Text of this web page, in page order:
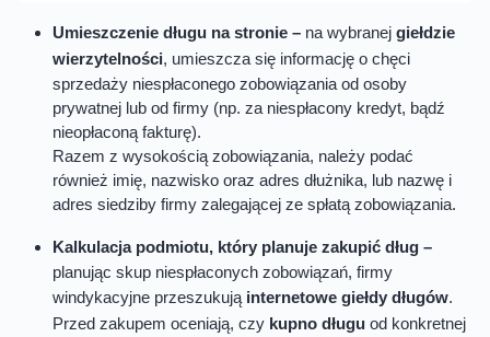
Umieszczenie długu na stronie – na wybranej giełdzie
wierzytelności, umieszcza się informację o chęci
sprzedaży niespłaconego zobowiązania od osoby
prywatnej lub od firmy (np. za niespłacony kredyt, bądź
nieopłaconą fakturę).
Razem z wysokością zobowiązania, należy podać
również imię, nazwisko oraz adres dłużnika, lub nazwę i
adres siedziby firmy zalegającej ze spłatą zobowiązania.
Kalkulacja podmiotu, który planuje zakupić dług –
planując skup niespłaconych zobowiązań, firmy
windykacyjne przeszukują internetowe giełdy długów.
Przed zakupem oceniają, czy kupno długu od konkretnej